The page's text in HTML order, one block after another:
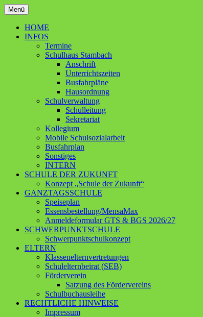
Zum
Inhalt
springen
Grundschule Contwig
Menü
HOME
INFOS
Termine
Schulhaus Stambach
Anschrift
Unterrichtszeiten
Busfahrpläne
Hausordnung
Schulverwaltung
Schulleitung
Sekretariat
Kollegium
Mobile Schulsozialarbeit
Busfahrplan
Sonstiges
INTERN
SCHULE DER ZUKUNFT
Konzept „Schule der Zukunft“
GANZTAGSSCHULE
Speiseplan
Essensbestellung/MensaMax
Anmeldeformular GTS & BGS 2026/27
SCHWERPUNKTSCHULE
Schwerpunktschulkonzept
ELTERN
Klassenelternvertretungen
Schulelternbeirat (SEB)
Förderverein
Satzung des Fördervereins
Schulbuchausleihe
RECHTLICHE HINWEISE
Impressum